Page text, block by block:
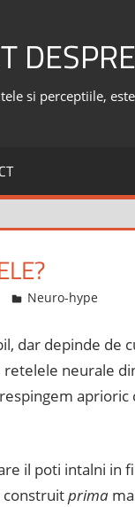
si perceptiile,
Neuro-hype
dar depinde
neurale
il poti intalni in
construitprima